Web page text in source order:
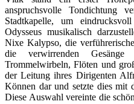
anspruchsvolle Tondichtung
Stadtkapelle, um
Odysseus musikalisch
Nixe Kalypso, die
die verwirrenden
Trommelwirbeln, Flöten und
der Leitung ihres Dirigenten
Können dar und setzte dies mit
Diese Auswahl vereinte die